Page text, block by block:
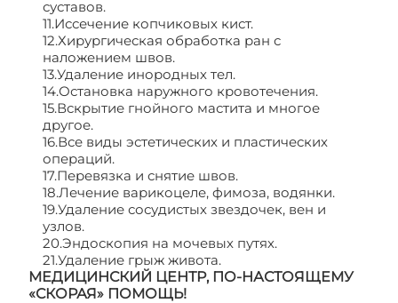
суставов.
11.Иссечение копчиковых кист.
12.Хирургическая обработка ран с
наложением швов.
13.Удаление инородных тел.
14.Остановка наружного кровотечения.
15.Вскрытие гнойного мастита и многое
другое.
16.Все виды эстетических и пластических
операций.
17.Перевязка и снятие швов.
18.Лечение варикоцеле, фимоза, водянки.
19.Удаление сосудистых звездочек, вен и
узлов.
20.Эндоскопия на мочевых путях.
21.Удаление грыж живота.
МЕДИЦИНСКИЙ ЦЕНТР, ПО-НАСТОЯЩЕМУ
«СКОРАЯ» ПОМОЩЬ!